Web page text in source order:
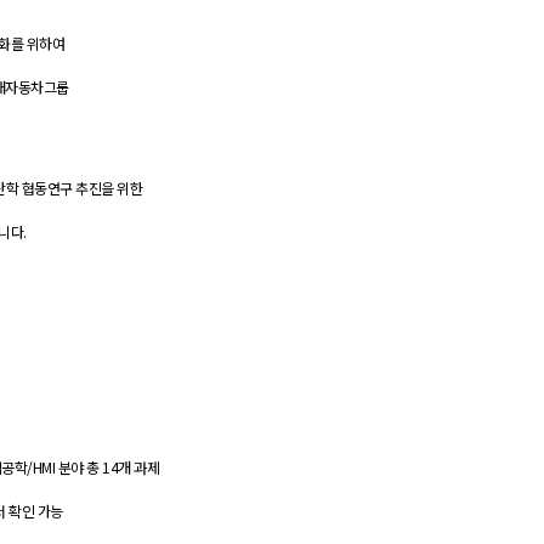
를 위하여
자동차그룹
협동연구 추진을 위한
다.
학/HMI분야 총14개 과제
확인 가능